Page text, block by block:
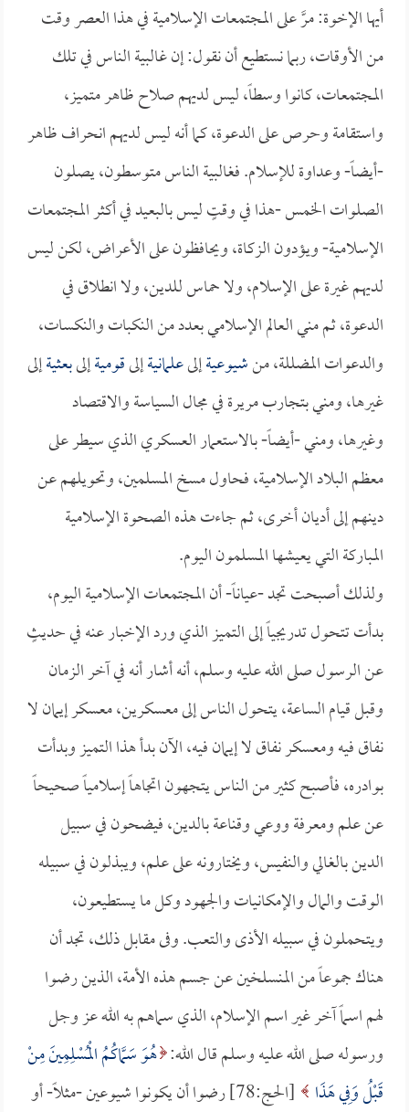
أيها الإخوة: مرَّ على المجتمعات الإسلامية في هذا العصر وقت
من الأوقات، ربما نستطيع أن نقول: إن غالبية الناس في تلك
المجتمعات، كانوا وسطاً، ليس لديهم صلاح ظاهر متميز،
واستقامة وحرص على الدعوة، كما أنه ليس لديهم انحراف ظاهر
-أيضاً- وعداوة للإسلام. فغالبية الناس متوسطون، يصلون
الصلوات الخمس -هذا في وقتٍ ليس بالبعيد في أكثر المجتمعات
الإسلامية- ويؤدون الزكاة، ويحافظون على الأعراض، لكن ليس
لديهم غيرة على الإسلام، ولا حماس للدين، ولا انطلاق في
الدعوة، ثم مني العالم الإسلامي بعدد من النكبات والنكسات،
والدعوات المضللة، منشيوعيةإلىعلمانيةإلىقوميةإلىبعثيةإلى
غيرها، ومني بتجارب مريرة في مجال السياسة والاقتصاد
وغيرها، ومني -أيضاً- بالاستعمار العسكري الذي سيطر على
معظم البلاد الإسلامية، فحاول مسخ المسلمين، وتحويلهم عن
دينهم إلى أديان أخرى، ثم جاءت هذه الصحوة الإسلامية
المباركة التي يعيشها المسلمون اليوم.
ولذلك أصبحت تجد -عياناً- أن المجتمعات الإسلامية اليوم،
بدأت تتحول تدريجياً إلى التميز الذي ورد الإخبار عنه في حديثٍ
عن الرسول صلى الله عليه وسلم، أنه أشار أنه في آخر الزمان
وقبل قيام الساعة، يتحول الناس إلى معسكرين، معسكر إيمان لا
نفاق فيه ومعسكر نفاق لا إيمان فيه، الآن بدأ هذا التميز وبدأت
بوادره، فأصبح كثير من الناس يتجهون اتجاهاً إسلامياً صحيحاً
عن علم ومعرفة ووعي وقناعة بالدين، فيضحون في سبيل
الدين بالغالي والنفيس، ويختارونه على علم، ويبذلون في سبيله
الوقت والمال والإمكانيات والجهود وكل ما يستطيعون،
ويتحملون في سبيله الأذى والتعب. وفى مقابل ذلك، تجد أن
هناك جموعاً من المنسلخين عن جسم هذه الأمة، الذين رضوا
لهم اسماً آخر غير اسم الإسلام، الذي سماهم به الله عز وجل
ورسوله صلى الله عليه وسلم قال الله: هُوَ سَمَّاكُمُ الْمُسْلِمِينَ مِنْ
قَبْلُ وَفِي هَذَا
[الحج:78] رضوا أن يكونوا شيوعين -مثلاً- أو